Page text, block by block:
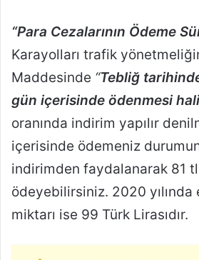
“Para Cezalarının Ödeme
Karayolları trafik
Maddesinde “Tebliğ
gün içerisinde ödenmesi
oranında indirim yapılır
içerisinde ödemeniz
indirimden faydalanarak 81
ödeyebilirsiniz. 2020 yılında
miktarı ise 99 Türk Lirasıdır.